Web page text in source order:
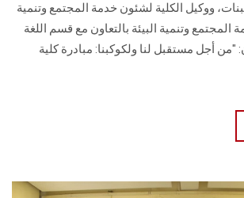
ووكيل الكلية لشئون خدمة المجتمع وتنمية
المجتمع وتنمية البيئة بالتعاون مع قسم اللغة
"من أجل مستقبل لنا ولكوكبنا: مبادرة كلية